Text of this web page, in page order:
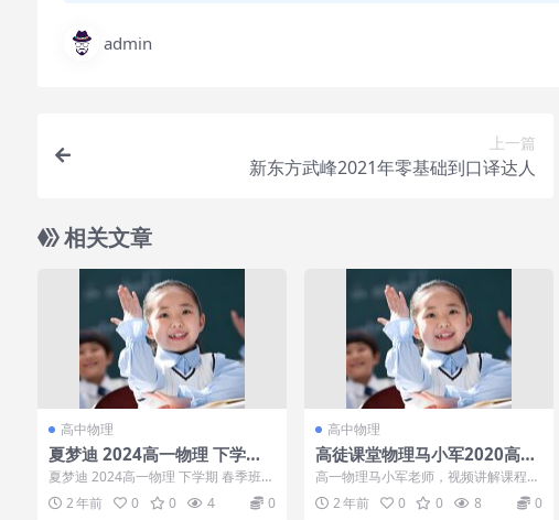
admin
上一篇
新东方武峰2021年零基础到口译达人
相关文章
高中物理
夏梦迪 2024高一物理 下学期
春季班
夏梦迪 2024高一物理 下学期 春季班
目录： 第1讲开普勒定律与行星运动.
m...2 年前 0 0 4 0
高中物理
高徒课堂物理马小军2020高一
暑假，视频课程讲解
高一物理马小军老师，视频讲解课程，
高途课堂，有需要下载吧！
2 年前 0 0 8 0